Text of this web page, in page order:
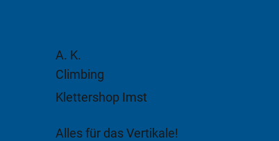
A. K.
Climbing
Klettershop Imst
Alles für das Vertikale!